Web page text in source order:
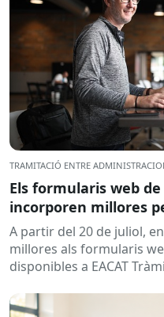
TRAMITACIÓ ENTRE
Els formularis web
incorporen millores
A partir del 20 de juliol,
millores als formularis
disponibles a EACAT